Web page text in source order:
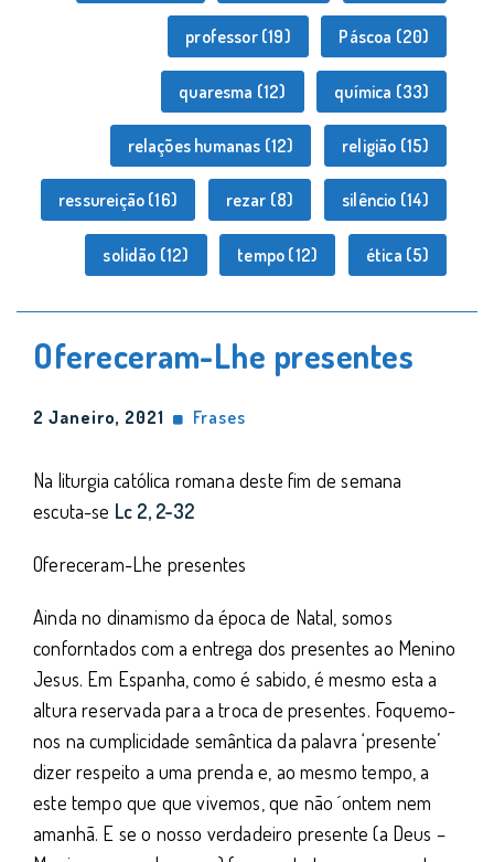
professor(19) Páscoa (20)
quaresma (12) química (33)
relações humanas (12) religião (15)
ressureição (16) rezar (8) silêncio (14)
solidão (12) tempo (12) ética (5)
Ofereceram-Lhe presentes
2 Janeiro, 2021 Frases
Na liturgia católica romana deste fim de semana
escuta-se Lc 2, 2-32
Ofereceram-Lhe presentes
Ainda no dinamismo da época de Natal, somos
conforntados com a entrega dos presentes ao Menino
Jesus. Em Espanha, como é sabido, é mesmo esta a
altura reservada para a troca de presentes. Foquemo-
nos na cumplicidade semântica da palavra ‘presente’
dizer respeito a uma prenda e, ao mesmo tempo, a
este tempo que que vivemos, que não ´ontem nem
amanhã. E se o nosso verdadeiro presente (a Deus –